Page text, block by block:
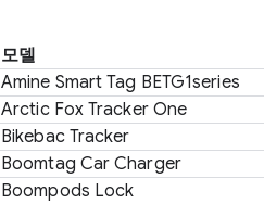
모델
Amine Smart Tag BETG1series
Arctic Fox Tracker One
Bikebac Tracker
Boomtag Car Charger
Boompods Lock